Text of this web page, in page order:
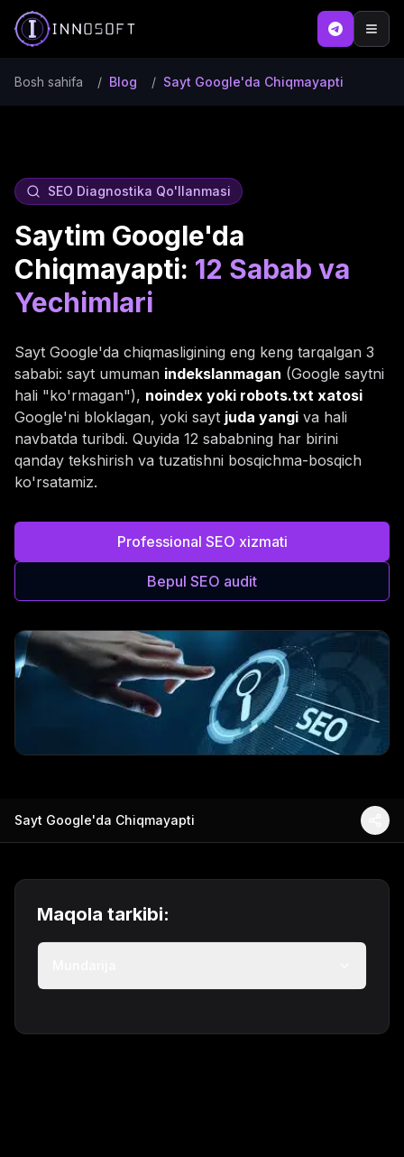
Bosh sahifa / Blog / Sayt Google'da Chiqmayapti
SEO Diagnostika Qo'llanmasi
Saytim Google'da
Chiqmayapti: 12 Sabab va
Yechimlari
Sayt Google'da chiqmasligining eng keng tarqalgan 3
sababi: sayt umuman indekslanmagan (Google saytni
hali "ko'rmagan"), noindex yoki robots.txt xatosi
Google'ni bloklagan, yoki sayt juda yangi va hali
navbatda turibdi. Quyida 12 sababning har birini
qanday tekshirish va tuzatishni bosqichma-bosqich
ko'rsatamiz.
Professional SEO xizmati
Bepul SEO audit
Sayt Google'da Chiqmayapti
Maqola tarkibi: